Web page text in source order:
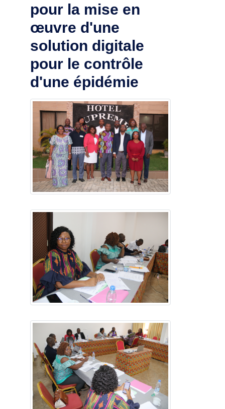
pour la mise en
œuvre d'une
solution digitale
pour le contrôle
d'une épidémie